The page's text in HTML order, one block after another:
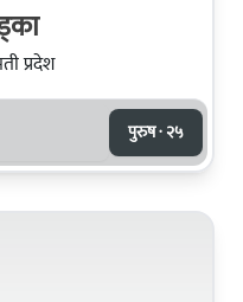
प्रदेश
पुरुष · २५